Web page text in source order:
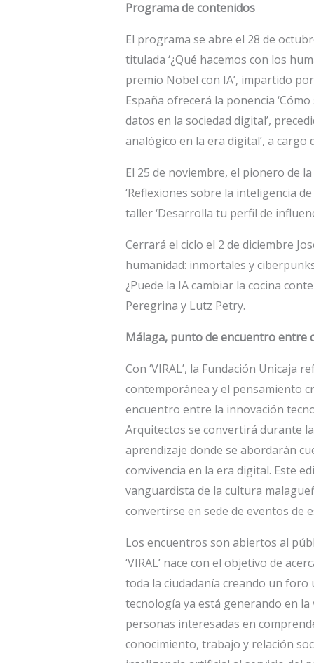
Programa de contenidos
El programa se abre el 28 de
titulada ‘¿Qué hacemos con los
premio Nobel con IA’, impartido
España ofrecerá la ponencia
datos en la sociedad digital’,
analógico en la era digital’, a cargo
El 25 de noviembre, el pionero de
‘Reflexiones sobre la inteligencia
taller ‘Desarrolla tu perfil de
Cerrará el ciclo el 2 de diciembre
humanidad: inmortales y
¿Puede la IA cambiar la cocina
Peregrina y Lutz Petry.
Málaga, punto de encuentro entre
Con ‘VIRAL’, la Fundación Unicaja
contemporánea y el pensamiento
encuentro entre la innovación
Arquitectos se convertirá durante
aprendizaje donde se abordarán
convivencia en la era digital. Este
vanguardista de la cultura
convertirse en sede de eventos de
Los encuentros son abiertos al
‘VIRAL’ nace con el objetivo de
toda la ciudadanía creando un
tecnología ya está generando en
personas interesadas en
conocimiento, trabajo y relación